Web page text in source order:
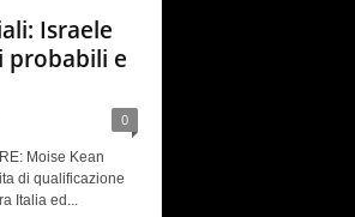
Israele
probabili e
0
Moise Kean
di qualificazione
Italia ed...